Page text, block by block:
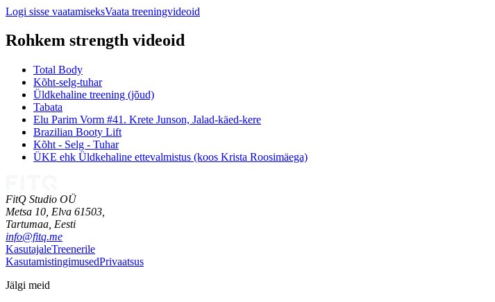
Logi sisse vaatamiseksVaata treeningvideoid
Rohkem strength videoid
Total Body
Kõht-selg-tuhar
Üldkehaline treening (jõud)
Tabata
Elu Parim Vorm #41. Krete Junson, Jalad-käed-kere
Brazilian Booty Lift
Kõht - Selg - Tuhar
ÜKE ehk Üldkehaline ettevalmistus (koos Krista Roosimäega)
FitQ Studio OÜ
Metsa 10, Elva 61503,
Tartumaa, Eesti
info@fitq.me
KasutajaleTreenerile
KasutamistingimusedPrivaatsus
Jälgi meid